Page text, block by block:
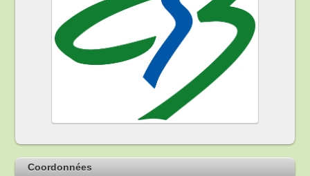
Coordonnées